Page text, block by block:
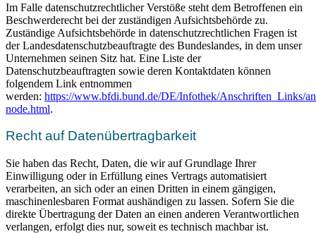
Im Falle datenschutzrechtlicher Verstöße steht dem Betroffenen ein
Beschwerderecht bei der zuständigen Aufsichtsbehörde zu.
Zuständige Aufsichtsbehörde in datenschutzrechtlichen Fragen ist
der Landesdatenschutzbeauftragte des Bundeslandes, in dem unser
Unternehmen seinen Sitz hat. Eine Liste der
Datenschutzbeauftragten sowie deren Kontaktdaten können
folgendem Link entnommen
werden: https://www.bfdi.bund.de/DE/Infothek/Anschriften_Links/
node.html.
Recht auf Datenübertragbarkeit
Sie haben das Recht, Daten, die wir auf Grundlage Ihrer
Einwilligung oder in Erfüllung eines Vertrags automatisiert
verarbeiten, an sich oder an einen Dritten in einem gängigen,
maschinenlesbaren Format aushändigen zu lassen. Sofern Sie die
direkte Übertragung der Daten an einen anderen Verantwortlichen
verlangen, erfolgt dies nur, soweit es technisch machbar ist.